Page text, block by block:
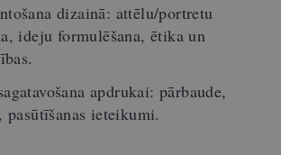
dizainā: attēlu/portretu
ideju formulēšana, ētika un
apdrukai: pārbaude,
pasūtīšanas ieteikumi.